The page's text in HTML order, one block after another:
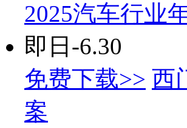
2025汽车行业
即日-6.30
免费下载>> 西
案